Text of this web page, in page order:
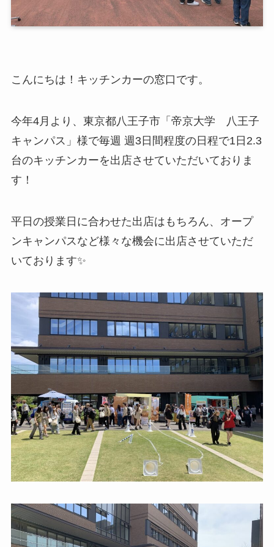
こんにちは！キッチンカーの窓口です。
今年4月より、東京都八王子市「帝京大学 八王子
キャンパス」様で毎週 週3日間程度の日程で1日2.3
台のキッチンカーを出店させていただいておりま
す！
平日の授業日に合わせた出店はもちろん、オープ
ンキャンパスなど様々な機会に出店させていただ
いております✨